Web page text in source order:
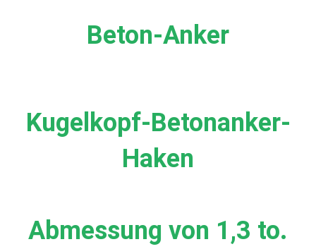
Beton-Anker
Kugelkopf-Betonanker-
Haken
Abmessung von 1,3 to.